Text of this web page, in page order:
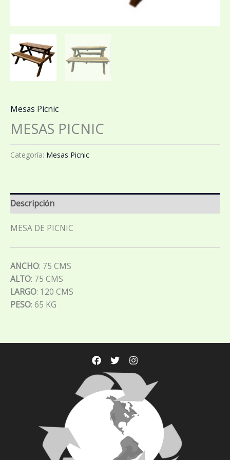
Mesas Picnic
MESAS PICNIC
Categoría: Mesas Picnic
Descripción
MESA DE PICNIC
ANCHO: 75 CMS
ALTO: 75 CMS
LARGO: 120 CMS
PESO: 65 KG